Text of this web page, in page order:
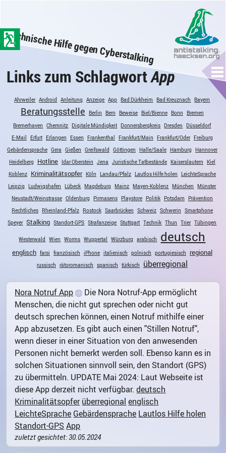
der
Seite
Technische Hilfe gegen Cyberstalking
Links zum SchlagwortApp
Ahrweiler Android Anleitung Anzeige App Bad Dürkheim Bad Kreuznach Bayern
Beratungsstelle Berlin Bern Beweise Biel/Bienne Bonn Bremen
Bremerhaven
Chemnitz Digitale Mündigkeit Donnersbergkreis Dresden
Düsseldorf
E-Mail
Erfurt Erlangen Essen Frankenthal Frankfurt/Main Frankfurt/Oder Freiburg
Gebärdensprache Gera Gießen Greifswald Göttingen Halle/Saale Hamburg Hannover
Heidelberg
Hotline Idar Oberstein Jena Juristische Tatbestände Kaiserslautern Kiel
Koblenz Kriminalitätsopfer Köln Landau/Pfalz Lautlos Hilfe holen LeichteSprache
Leipzig
Ludwigshafen Lübeck Magdeburg Mainz Mayen-Koblenz München
Münster
Neustadt/Weinstrasse Oldenburg Pirmasens Playstore Politik Potsdam Prävention
Rechtliches Rheinland-Pfalz Rostock Saarbrücken Schweiz Schwerin Smartphone
Speyer Stalking Standort-GPS Strafanzeige Stuttgart Technik Thun Trier Tübingen
Westerwald Wien Worms Wuppertal Würzburg arabisch deutsch
englisch farsi französisch iPhone italienisch polnisch portugiesisch regional
russisch rätoromanisch spanisch türkisch überregional
Nora Notruf App
Die Nora Notruf-App ermöglicht
Menschen, die nicht gut sprechen oder nicht gut
deutsch sprechen können, einen Notruf mithilfe einer
App abzusetzen. Es gibt auch einen "Stillen Notruf",
wenn dieser in einer Situation von den anwesenden
Personen nicht bemerkt werden soll. Ebenso kann es in
solchen Situationen sinnvoll sein, den Standort (GPS)
zu übermitteln. UPDATE Mai 2024: Laut Webseite ist
diese App derzeit nicht verfügbar. deutsch
Kriminalitätsopfer überregional englisch
LeichteSprache Gebärdensprache Lautlos Hilfe holen
Standort-GPS App
zuletzt gesichtet: 30.05.2024